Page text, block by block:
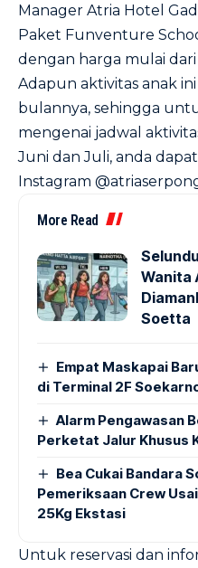
Manager Atria Hotel
Paket Funventure
dengan harga mulai
Adapun aktivitas anak
bulannya, sehingga
mengenai jadwal
Juni dan Juli, anda
Instagram
More Read
Wanita
Soetta
Empat Maskapai
di Terminal 2F
Alarm Pengawasan
Perketat Jalur Khusus
Bea Cukai Bandara
Pemeriksaan Crew
25Kg Ekstasi
Untuk reservasi dan